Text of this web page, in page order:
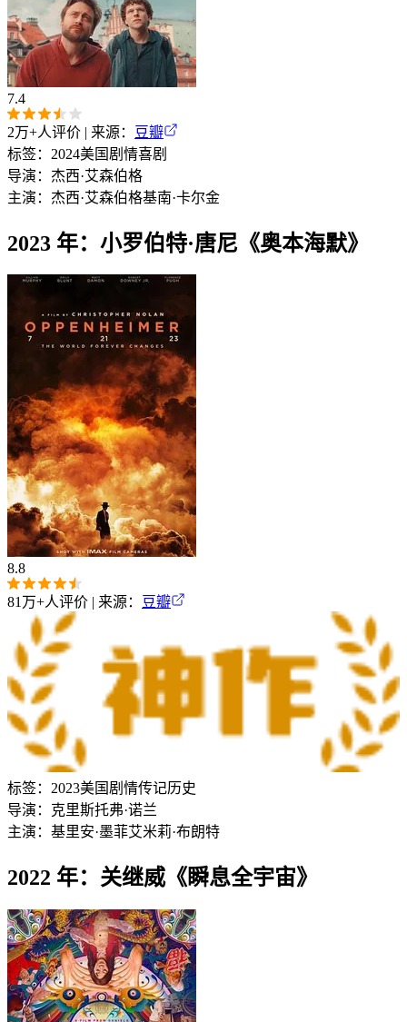
7.4
2万+人评价 | 来源：
豆瓣
标签： 2024美国 剧情喜剧
导演： 杰西·艾森伯格
主演： 杰西·艾森伯格基南·卡尔金
2023 年：小罗伯特·唐尼《奥本海默》
8.8
81万+人评价 | 来源： 豆瓣
标签： 2023美国 剧情传记历史
导演： 克里斯托弗·诺兰
主演： 基里安·墨菲艾米莉·布朗特
2022 年：关继威《瞬息全宇宙》